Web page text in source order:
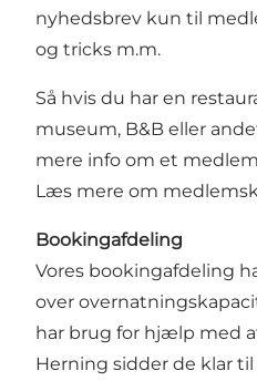
nyhedsbrev kun til
og tricks m.m.
Så hvis du har en
museum, B&B eller
mere info om et
Læs mere om
Bookingafdeling
Vores bookingafdeling
over
har brug for hjælp med
Herning sidder de klar